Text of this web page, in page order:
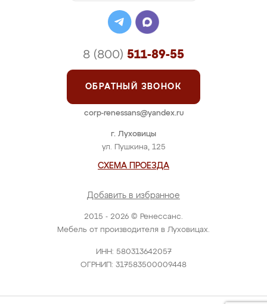
2015 - 2026 © Ренессанс.
Мебель от производителя в Луховицах.
ИНН: 580313642057
ОГРНИП: 317583500009448
г. Луховицы
ул. Пушкина, 125
СХЕМА ПРОЕЗДА
Добавить в избранное
8 (800) 511-89-55
ОБРАТНЫЙ ЗВОНОК
corp-renessans@yandex.ru